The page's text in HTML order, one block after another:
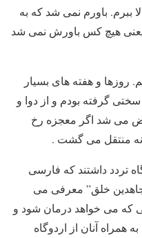
ببرم. باورم نمی شد که به
یعنی هیچ کس باورش نمی شد
روزها و هفته های بسیار
گرفته بودم و از دوا و
می شد اگر معجزه رخ
منتقل می گشت .
تردد داشتند که فارسی
خلق” معرفی می
که می خواهد درمان شود و
همراه آنان از اردوگاه